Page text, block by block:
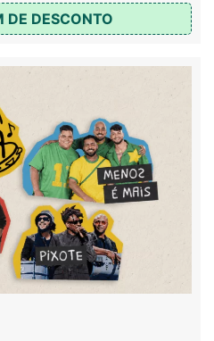
DE DESCONTO